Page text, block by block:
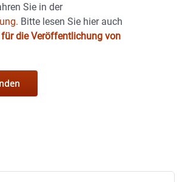
Sie in der
Bitte lesen Sie hier auch
die Veröffentlichung von